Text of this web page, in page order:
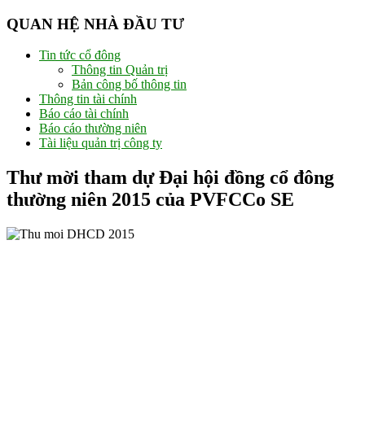
QUAN HỆ NHÀ ĐẦU TƯ
Tin tức cổ đông
Thông tin Quản trị
Bản công bố thông tin
Thông tin tài chính
Báo cáo tài chính
Báo cáo thường niên
Tài liệu quản trị công ty
Thư mời tham dự Đại hội đồng cổ đông
thường niên 2015 của PVFCCo SE